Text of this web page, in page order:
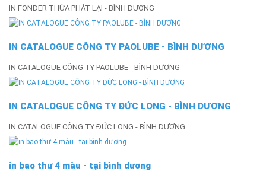
IN FONDER THỪA PHÁT LẠI - BÌNH DƯƠNG
IN CATALOGUE CÔNG TY PAOLUBE - BÌNH DƯƠNG
IN CATALOGUE CÔNG TY PAOLUBE - BÌNH DƯƠNG
IN CATALOGUE CÔNG TY ĐỨC LONG - BÌNH DƯƠNG
IN CATALOGUE CÔNG TY ĐỨC LONG - BÌNH DƯƠNG
in bao thư 4 màu - tại bình dương